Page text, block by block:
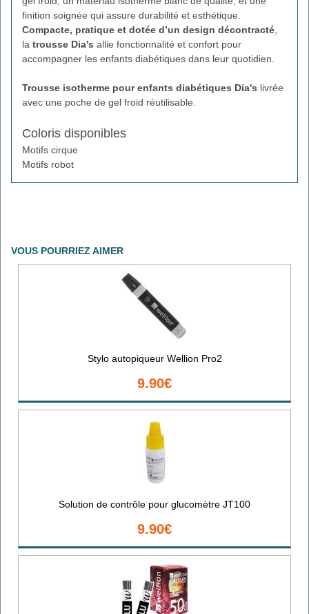
finition soignée qui assure durabilité et esthétique.
Compacte, pratique et dotée d’un design décontracté,
la trousse Dia's allie fonctionnalité et confort pour
accompagner les enfants diabétiques dans leur quotidien.
Trousse isotherme pour enfants diabétiques Dia's livrée
avec une poche de gel froid réutilisable.
Coloris disponibles
Motifs cirque
Motifs robot
VOUS POURRIEZ AIMER
Stylo autopiqueur Wellion Pro2
9.90€
Solution de contrôle pour glucomètre JT100
9.90€